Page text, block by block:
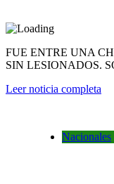
FUE ENTRE UNA
SIN LESIONADOS.
Leer noticia completa
Nacionales